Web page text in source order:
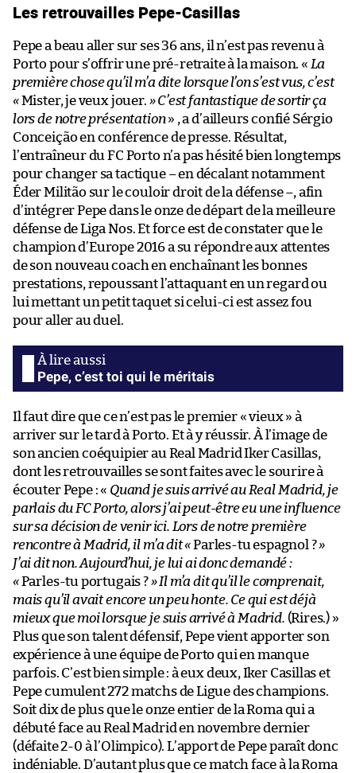
Les retrouvailles Pepe-Casillas
Pepe a beau aller sur ses 36 ans, il n’est pas revenu à
Porto pour s’offrir une pré-retraite à la maison. « La
première chose qu’il m’a dite lorsque l’on s’est vus, c’est
«Mister, je veux jouer. » C’est fantastique de sortir ça
lors de notre présentation» , a d’ailleurs confié Sérgio
Conceição en conférence de presse. Résultat,
l’entraîneur du FC Porto n’a pas hésité bien longtemps
pour changer sa tactique – en décalant notamment
Éder Militão sur le couloir droit de la défense –, afin
d’intégrer Pepe dans le onze de départ de la meilleure
défense de Liga Nos. Et force est de constater que le
champion d’Europe 2016 a su répondre aux attentes
de son nouveau coach en enchaînant les bonnes
prestations, repoussant l’attaquant en un regard ou
lui mettant un petit taquet si celui-ci est assez fou
pour aller au duel.
Pepe, c’est toi qui le méritais
Il faut dire que ce n’est pas le premier « vieux » à
arriver sur le tard à Porto. Et à y réussir. À l’image de
son ancien coéquipier au Real Madrid Iker Casillas,
dont les retrouvailles se sont faites avec le sourire à
écouter Pepe : « Quand je suis arrivé au Real Madrid, je
parlais du FC Porto, alors j’ai peut-être eu une influence
sur sa décision de venir ici. Lors de notre première
rencontre à Madrid, il m’a dit «Parles-tu espagnol ?»
J’ai dit non. Aujourd’hui, je lui ai donc demandé :
«Parles-tu portugais ?» Il m’a dit qu’il le comprenait,
mais qu’il avait encore un peu honte. Ce qui est déjà
mieux que moi lorsque je suis arrivé à Madrid. (Rires.) »
Plus que son talent défensif, Pepe vient apporter son
expérience à une équipe de Porto qui en manque
parfois. C’est bien simple : à eux deux, Iker Casillas et
Pepe cumulent 272 matchs de Ligue des champions.
Soit dix de plus que le onze entier de la Roma qui a
débuté face au Real Madrid en novembre dernier
(défaite 2-0 à l’Olimpico). L’apport de Pepe paraît donc
indéniable. D’autant plus que ce match face à la Roma